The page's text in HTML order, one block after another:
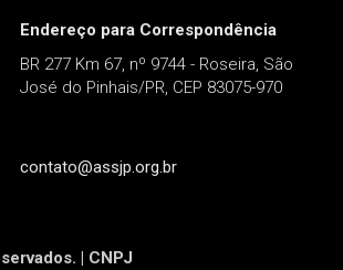
Endereço para Correspondência
BR 277 Km 67, nº 9744 - Roseira, São
José do Pinhais/PR, CEP 83075-970
contato@assjp.org.br
| CNPJ